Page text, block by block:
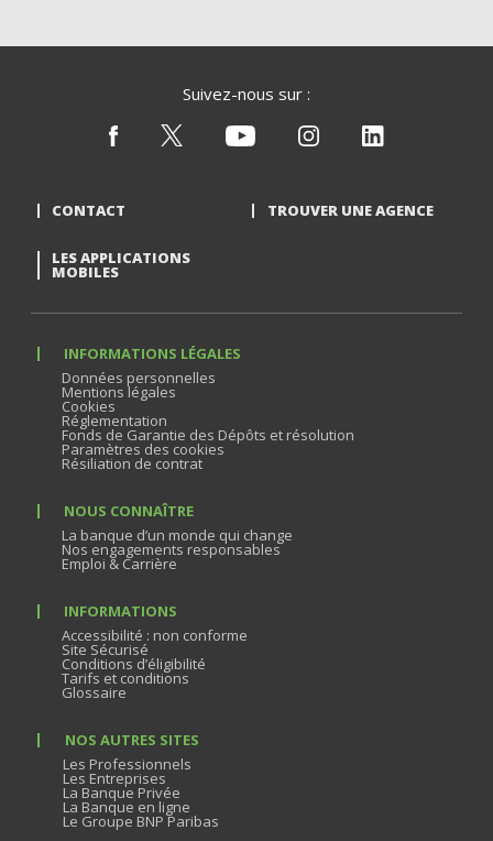
Suivez-nous sur :
CONTACT TROUVER UNE AGENCE
LES APPLICATIONS
MOBILES
INFORMATIONS LÉGALES
Données personnelles
Mentions légales
Cookies
Réglementation
Fonds de Garantie des Dépôts et résolution
Paramètres des cookies
Résiliation de contrat
NOUS CONNAÎTRE
La banque d’un monde qui change
Nos engagements responsables
Emploi & Carrière
INFORMATIONS
Accessibilité : non conforme
Site Sécurisé
Conditions d’éligibilité
Tarifs et conditions
Glossaire
NOS AUTRES SITES
Les Professionnels
Les Entreprises
La Banque Privée
La Banque en ligne
Le Groupe BNP Paribas